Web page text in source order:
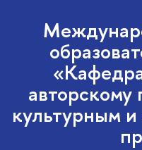
культурным